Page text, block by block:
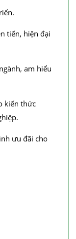
tiến, hiện đại
am hiểu
kiến thức
ưu đãi cho